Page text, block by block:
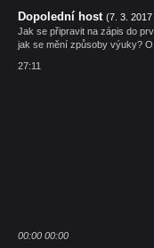
Dopolední host (7. 3. 2017
Jak se připravit na zápis do
jak se mění způsoby výuky? O
27:11
00:00 00:00